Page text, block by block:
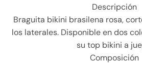
Descripción
Braguita bikini brasilena rosa,
los laterales. Disponible en dos
su top bikini a
Composición